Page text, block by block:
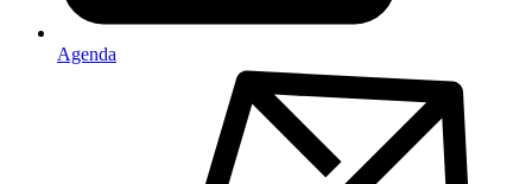
Agenda